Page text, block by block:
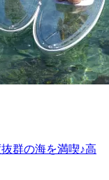
群の海を満喫♪高